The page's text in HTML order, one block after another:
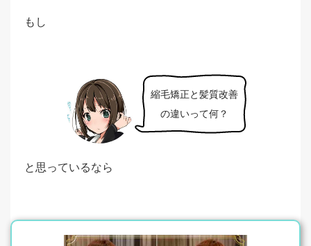
もし
縮毛矯正と髪質改善
の違いって何？
と思っているなら